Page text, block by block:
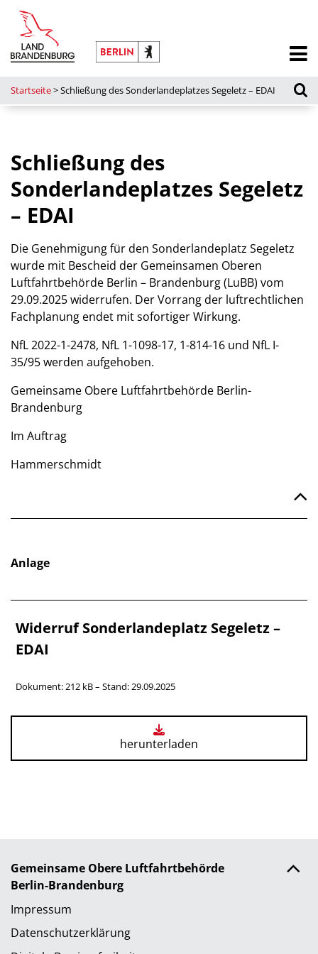
Startseite>Schließung des Sonderlandeplatzes Segeletz – EDAI
Schließung des
Sonderlandeplatzes Segeletz
– EDAI
Die Genehmigung für den Sonderlandeplatz Segeletz
wurde mit Bescheid der Gemeinsamen Oberen
Luftfahrtbehörde Berlin – Brandenburg (LuBB) vom
29.09.2025 widerrufen. Der Vorrang der luftrechtlichen
Fachplanung endet mit sofortiger Wirkung.
NfL 2022-1-2478, NfL 1-1098-17, 1-814-16 und NfL I-
35/95 werden aufgehoben.
Gemeinsame Obere Luftfahrtbehörde Berlin-
Brandenburg
Im Auftrag
Hammerschmidt
Anlage
Widerruf Sonderlandeplatz Segeletz –
EDAI
Dokument: 212 kB – Stand: 29.09.2025
herunterladen
Gemeinsame Obere Luftfahrtbehörde
Berlin-Brandenburg
Impressum
Datenschutzerklärung